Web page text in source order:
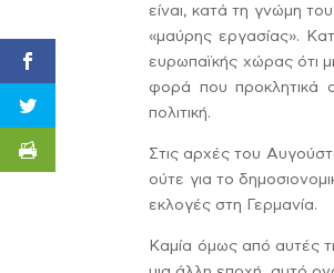
είναι, κατά τη γνώμη
«μαύρης εργασίας».
ευρωπαϊκής χώρας ότι
φορά που προκλητικά
πολιτική.
Στις αρχές του
ούτε για το
εκλογές στη Γερμανία.
Καμία όμως από αυτές